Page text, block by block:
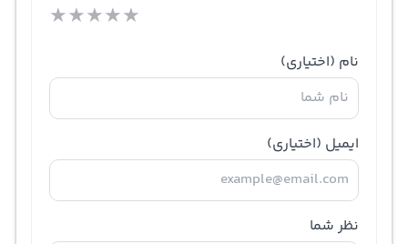
★★★★★
نام (اختیاری)
ایمیل (اختیاری)
نظر شما